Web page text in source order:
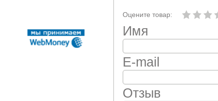
Оцените товар:
Имя
E-mail
Отзыв